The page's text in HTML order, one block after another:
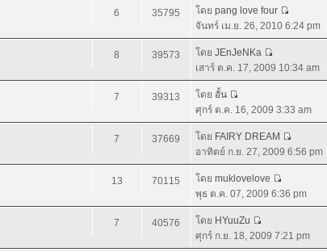
6 35795 โดย pang love four
จันทร์ เม.ย. 26, 2010 6:24 pm
8 39573 โดย JEnJeNKa
เสาร์ ต.ค. 17, 2009 10:34 am
7 39313 โดย อั้น
ศุกร์ ต.ค. 16, 2009 3:33 am
7 37669 โดย FAIRY DREAM
อาทิตย์ ก.ย. 27, 2009 6:56 pm
13 70115 โดย muklovelove
พุธ ต.ค. 07, 2009 6:36 pm
7 40576 โดย HYuuZu
ศุกร์ ก.ย. 18, 2009 7:21 pm